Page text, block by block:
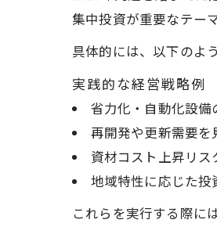
集中投資が重要なテー
具体的には、以下のよ
実践的な経営戦略例
省力化・自動化設
再開発や更新需要
資材コスト上昇リ
地域特性に応じた投
これらを実行する際に